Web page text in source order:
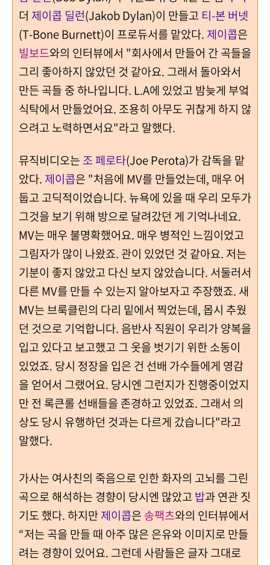
더 제이콥 딜런(Jakob Dylan)이 만들고 티-본 버넷
(T-Bone Burnett)이 프로듀서를 맡았다. 제이콥은
빌보드와의 인터뷰에서 "회사에서 만들어 간 곡들을
그리 좋아하지 않았던 것 같아요. 그래서 돌아와서
만든 곡들 중 하나입니다. L.A에 있었고 밤늦게 부엌
식탁에서 만들었어요. 조용히 아무도 귀찮게 하지 않
으려고 노력하면서요"라고 말했다.
뮤직비디오는 조 페로타(Joe Perota)가 감독을 맡
았다. 제이콥은 "처음에 MV를 만들었는데, 매우 어
둡고 고딕적이었습니다. 뉴욕에 있을 때 우리 모두가
그것을 보기 위해 방으로 달려갔던 게 기억나네요.
MV는 매우 불명확했어요. 매우 병적인 느낌이었고
그림자가 많이 나왔죠. 관이 있었던 것 같아요. 저는
기분이 좋지 않았고 다신 보지 않았습니다. 서둘러서
다른 MV를 만들 수 있는지 알아보자고 주장했죠. 새
MV는 브룩클린의 다리 밑에서 찍었는데, 몹시 추웠
던 것으로 기억합니다. 음반사 직원이 우리가 양복을
입고 있다고 보고했고 그 옷을 벗기기 위한 소동이
있었죠. 당시 정장을 입은 건 선배 가수들에게 영감
을 얻어서 그랬어요. 당시엔 그런지가 진행중이었지
만 전 록큰롤 선배들을 존경하고 있었죠. 그래서 의
상도 당시 유행하던 것과는 다르게 갔습니다"라고
말했다.
가사는 여사친의 죽음으로 인한 화자의 고뇌를 그린
곡으로 해석하는 경향이 당시엔 많았고 밥과 연관 짓
기도 했다. 하지만제이콥은 송팩츠와의 인터뷰에서
“저는 곡을 만들 때 아주 많은 은유와 이미지로 만들
려는 경향이 있어요. 그런데 사람들은 글자 그대로